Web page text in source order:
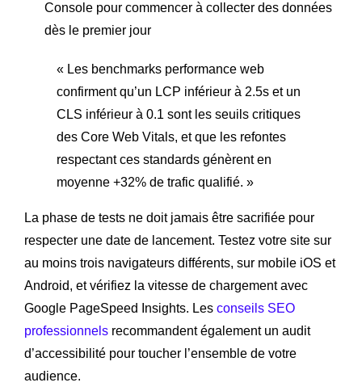
Console pour commencer à collecter des données
dès le premier jour
« Les benchmarks performance web
confirment qu’un LCP inférieur à 2.5s et un
CLS inférieur à 0.1 sont les seuils critiques
des Core Web Vitals, et que les refontes
respectant ces standards génèrent en
moyenne +32% de trafic qualifié. »
La phase de tests ne doit jamais être sacrifiée pour
respecter une date de lancement. Testez votre site sur
au moins trois navigateurs différents, sur mobile iOS et
Android, et vérifiez la vitesse de chargement avec
Google PageSpeed Insights. Les conseils SEO
professionnels recommandent également un audit
d’accessibilité pour toucher l’ensemble de votre
audience.